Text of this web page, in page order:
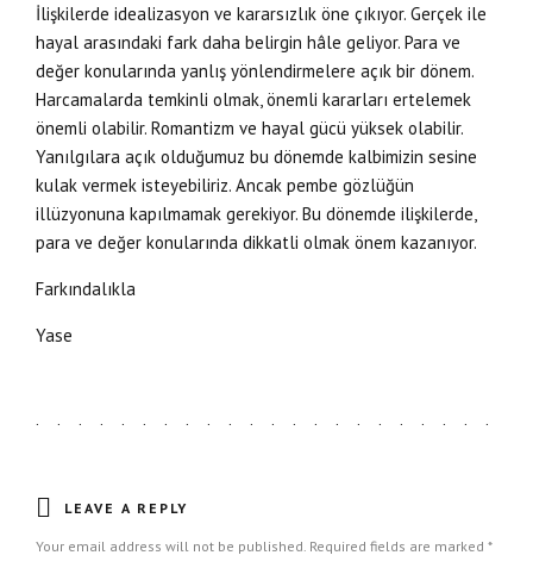
İlişkilerde idealizasyon ve kararsızlık öne çıkıyor. Gerçek ile
hayal arasındaki fark daha belirgin hâle geliyor. Para ve
değer konularında yanlış yönlendirmelere açık bir dönem.
Harcamalarda temkinli olmak, önemli kararları ertelemek
önemli olabilir. Romantizm ve hayal gücü yüksek olabilir.
Yanılgılara açık olduğumuz bu dönemde kalbimizin sesine
kulak vermek isteyebiliriz. Ancak pembe gözlüğün
illüzyonuna kapılmamak gerekiyor. Bu dönemde ilişkilerde,
para ve değer konularında dikkatli olmak önem kazanıyor.
Farkındalıkla
Yase
LEAVE A REPLY
Your email address will not be published. Required fields are marked *